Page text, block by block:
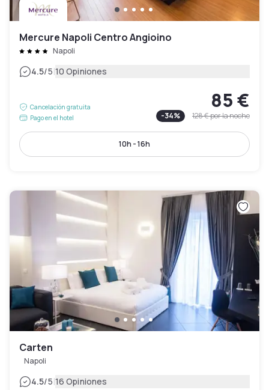
Mercure Napoli Centro Angioino
Napoli
4.5/5|10 Opiniones
Cancelación gratuita
Pago en el hotel
85 €
-34% 128 €por la noche
10h - 16h
Carten
Napoli
4.5/5|16 Opiniones